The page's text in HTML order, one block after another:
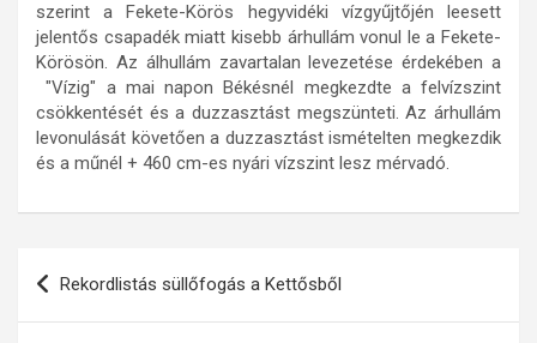
szerint a Fekete-Körös hegyvidéki vízgyűjtőjén leesett
jelentős csapadék miatt kisebb árhullám vonul le a Fekete-
Körösön. Az álhullám zavartalan levezetése érdekében a
"Vízig" a mai napon Békésnél megkezdte a felvízszint
csökkentését és a duzzasztást megszünteti. Az árhullám
levonulását követően a duzzasztást ismételten megkezdik
és a műnél + 460 cm-es nyári vízszint lesz mérvadó.
Bejegyzés
navigáció
Rekordlistás süllőfogás a Kettősből